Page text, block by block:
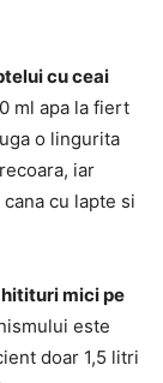
cu ceai
ml apa la fiert
o lingurita
iar
cu lapte si
mici pe
este
doar 1,5 litri